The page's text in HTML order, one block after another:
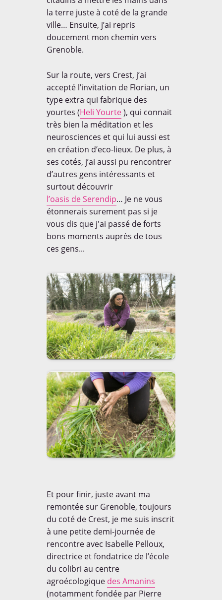
la terre juste à coté de la grande
ville… Ensuite, j’ai repris
doucement mon chemin vers
Grenoble.
Sur la route, vers Crest, j’ai
accepté l’invitation de Florian, un
type extra qui fabrique des
yourtes (Heli Yourte), qui connait
très bien la méditation et les
neurosciences et qui lui aussi est
en création d’eco-lieux. De plus, à
ses cotés, j’ai aussi pu rencontrer
d’autres gens intéressants et
surtout découvrir
l’oasis de Serendip… Je ne vous
étonnerais surement pas si je
vous dis que j'ai passé de forts
bons moments auprès de tous
ces gens...
Et pour finir, juste avant ma
remontée sur Grenoble, toujours
du coté de Crest, je me suis inscrit
à une petite demi-journée de
rencontre avec Isabelle Pelloux,
directrice et fondatrice de l’école
du colibri au centre
agroécologique des Amanins
(notamment fondée par Pierre